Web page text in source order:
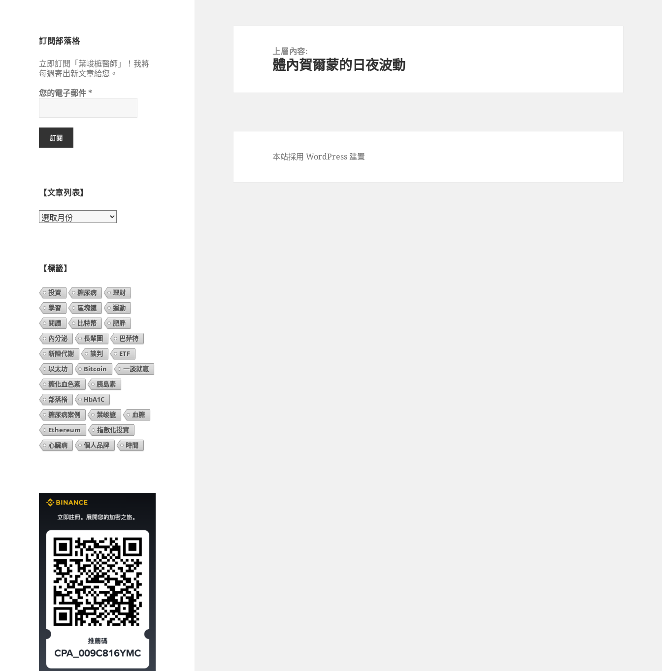
訂閱部落格
立即訂閱「葉峻榳醫師」！我將
每週寄出新文章給您。
您的電子郵件*
【文章列表】
【文
【標籤】
投資 糖尿病
理財
學習
區塊鏈
運動
閱讀
比特幣
肥胖
內分泌
長輩圖
巴菲特
新陳代謝
談判
ETF
以太坊
Bitcoin
一談就贏
糖化血色素
胰島素
部落格
HbA1C
糖尿病案例
葉峻榳
血糖
Ethereum
指數化投資
心臟病
個人品牌 時間
上層內容:
體內賀爾蒙的日夜波動
本站採用 WordPress 建置